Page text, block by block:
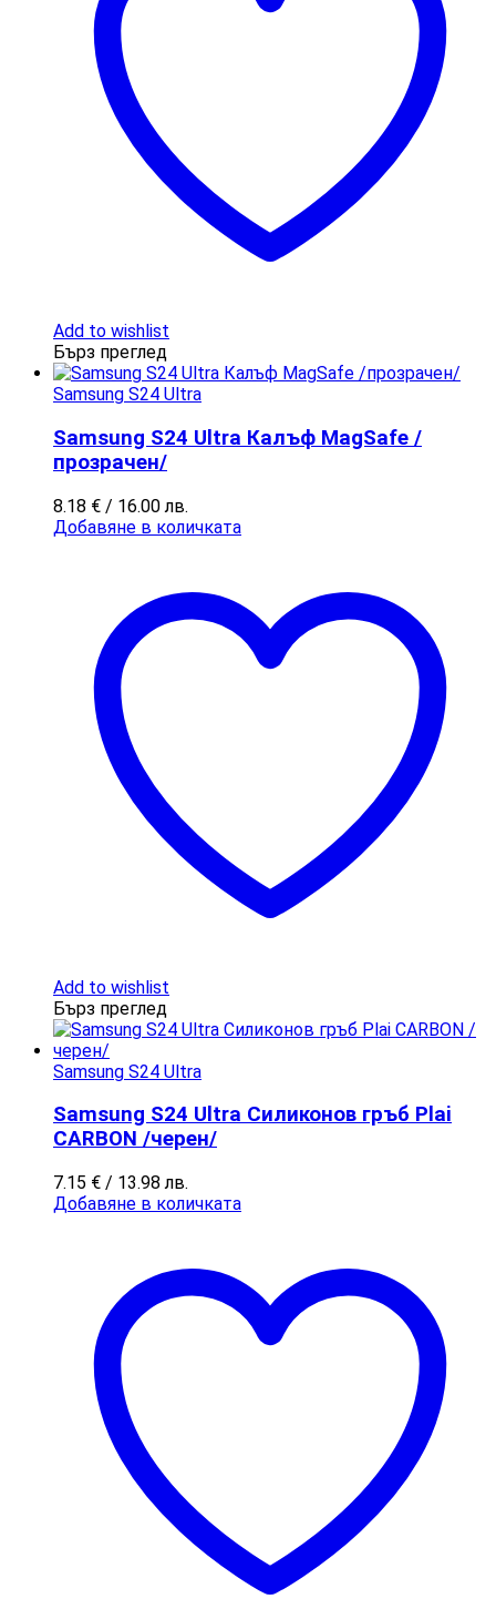
Add to wishlist
Бърз преглед
Samsung S24 Ultra
Samsung S24 Ultra Калъф MagSafe /
прозрачен/
8.18 € / 16.00 лв.
Добавяне в количката
Add to wishlist
Бърз преглед
Samsung S24 Ultra
Samsung S24 Ultra Силиконов гръб Plai
CARBON /черен/
7.15 € / 13.98 лв.
Добавяне в количката